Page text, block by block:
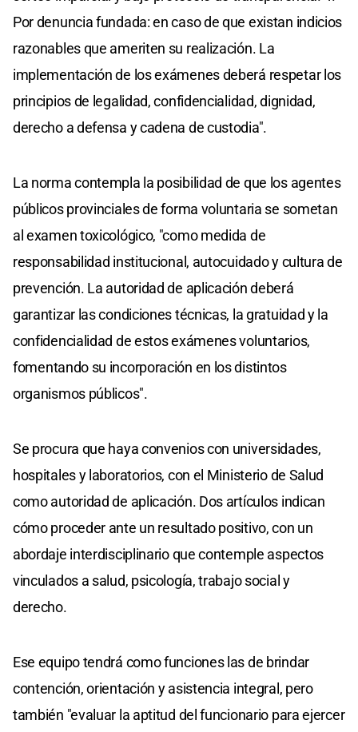
Por denuncia fundada: en caso de que existan indicios
razonables que ameriten su realización. La
implementación de los exámenes deberá respetar los
principios de legalidad, confidencialidad, dignidad,
derecho a defensa y cadena de custodia".
La norma contempla la posibilidad de que los agentes
públicos provinciales de forma voluntaria se sometan
al examen toxicológico, "como medida de
responsabilidad institucional, autocuidado y cultura de
prevención. La autoridad de aplicación deberá
garantizar las condiciones técnicas, la gratuidad y la
confidencialidad de estos exámenes voluntarios,
fomentando su incorporación en los distintos
organismos públicos".
Se procura que haya convenios con universidades,
hospitales y laboratorios, con el Ministerio de Salud
como autoridad de aplicación. Dos artículos indican
cómo proceder ante un resultado positivo, con un
abordaje interdisciplinario que contemple aspectos
vinculados a salud, psicología, trabajo social y
derecho.
Ese equipo tendrá como funciones las de brindar
contención, orientación y asistencia integral, pero
también "evaluar la aptitud del funcionario para ejercer